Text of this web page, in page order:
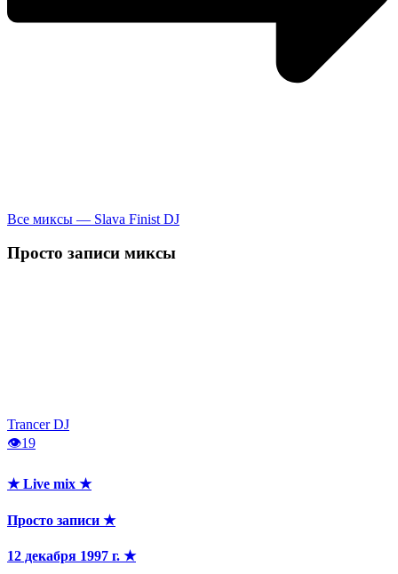
Все миксы — Slava Finist DJ
Просто записи миксы
Trancer DJ
👁19
★ Live mix ★
Просто записи ★
12 декабря 1997 г. ★